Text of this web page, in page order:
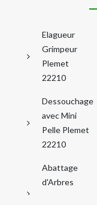
Elagueur
Grimpeur
Plemet
22210
Dessouchage
avec Mini
Pelle Plemet
22210
Abattage
d'Arbres